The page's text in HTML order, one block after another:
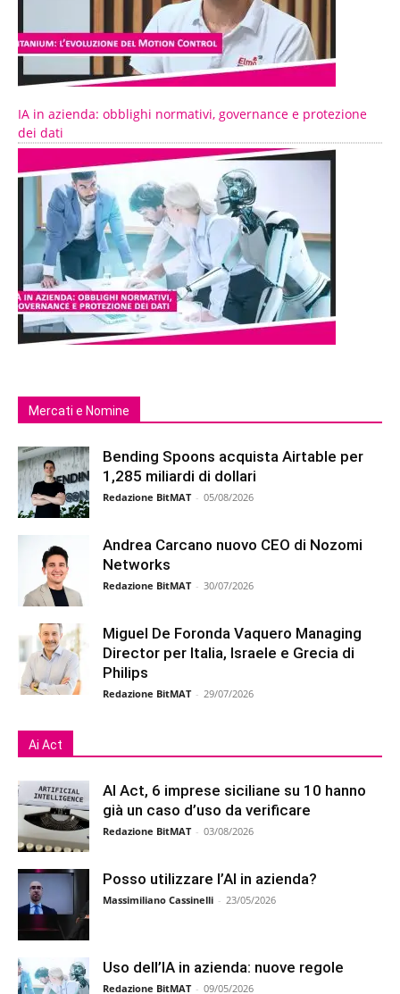
IA in azienda: obblighi normativi, governance e protezione
dei dati
Mercati e Nomine
Bending Spoons acquista Airtable per
1,285 miliardi di dollari
Redazione BitMAT - 05/08/2026
Andrea Carcano nuovo CEO di Nozomi
Networks
Redazione BitMAT - 30/07/2026
Miguel De Foronda Vaquero Managing
Director per Italia, Israele e Grecia di
Philips
Redazione BitMAT - 29/07/2026
Ai Act
AI Act, 6 imprese siciliane su 10 hanno
già un caso d’uso da verificare
Redazione BitMAT - 03/08/2026
Posso utilizzare l’AI in azienda?
Massimiliano Cassinelli - 23/05/2026
Uso dell’IA in azienda: nuove regole
Redazione BitMAT - 09/05/2026